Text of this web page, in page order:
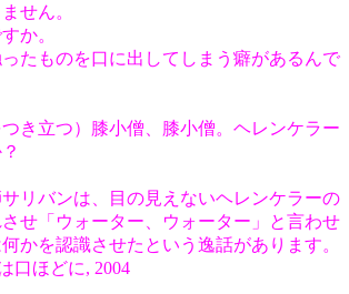
せん。
か。
たものを口に出してしまう癖があるんで
き立つ）膝小僧、膝小僧。ヘレンケラー
リバンは、目の見えないヘレンケラーの
せ「ウォーター、ウォーター」と言わせ
かを認識させたという逸話があります。
口ほどに, 2004